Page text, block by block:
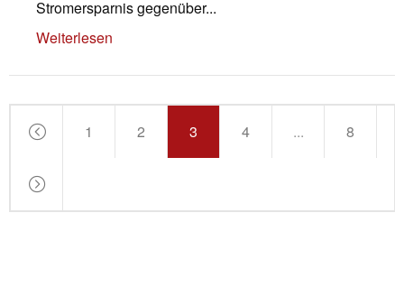
Stromersparnis gegenüber...
Weiterlesen
1 2 3 4 ... 8